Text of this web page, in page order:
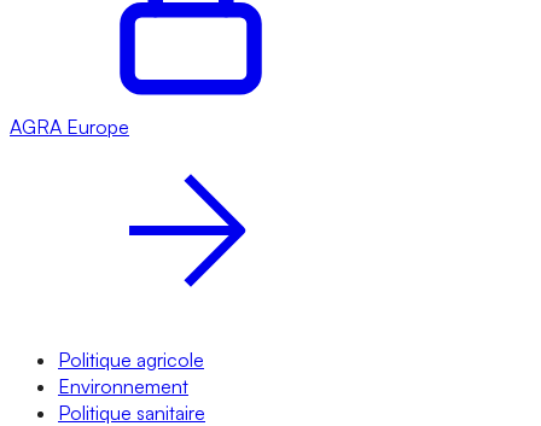
AGRA Europe
Politique agricole
Environnement
Politique sanitaire